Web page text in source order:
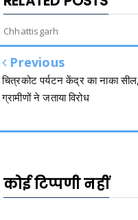
Chhattisgarh
Previous
चित्रकोट पर्यटन केंद्र का नाका सील,
ग्रामीणों ने जताया विरोध
कोई टिप्पणी नहीं